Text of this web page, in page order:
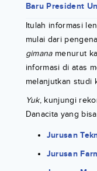
Baru President
Itulah informasi
mulai dari
gimanamenurut
informasi di atas
melanjutkan studi
Yuk, kunjungi
Danacita yang
Jurusan
Jurusan